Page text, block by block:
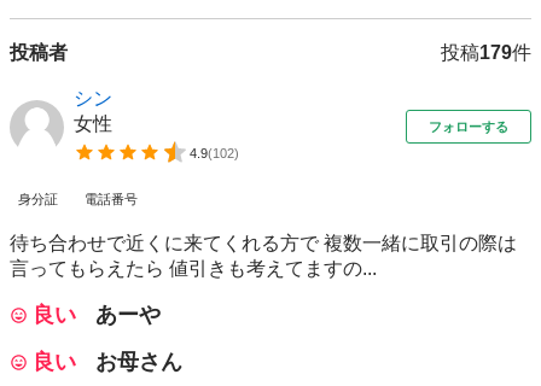
投稿者 投稿179件
シン
女性
4.9(102)
フォローする
身分証 電話番号
待ち合わせで近くに来てくれる方で 複数一緒に取引の際は
言ってもらえたら 値引きも考えてますの...
良い
あーや
良い
お母さん